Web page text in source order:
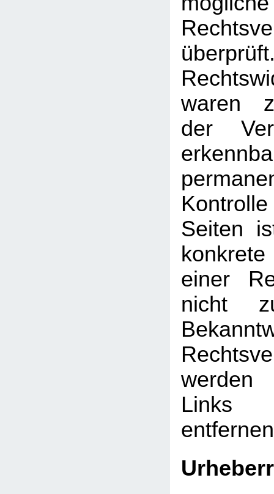
waren
der
Seiten
einer
nicht
werden
Links